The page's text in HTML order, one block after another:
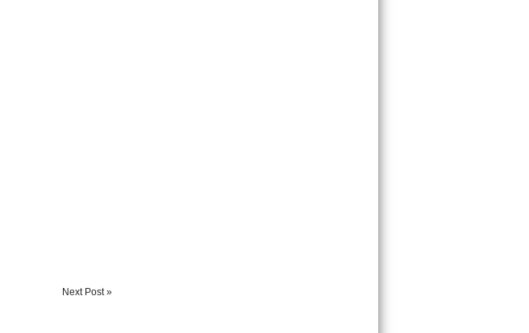
Next Post »